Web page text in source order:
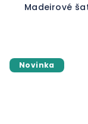
Madeirové
Novinka